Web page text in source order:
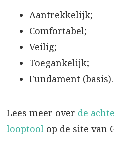
Aantrekkelijk;
Comfortabel;
Veilig;
Toegankelijk;
Fundament (basis).
Lees meer over de
looptool op de site van